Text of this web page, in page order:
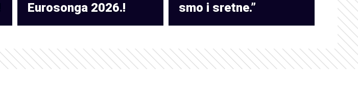
Eurosonga 2026.!
smo i sretne.”